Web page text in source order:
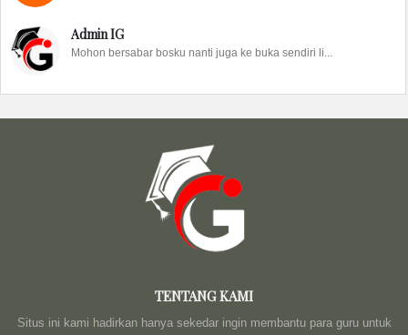
Admin IG
Mohon bersabar bosku nanti juga ke buka sendiri li...
TENTANG KAMI
Situs ini kami hadirkan hanya sekedar ingin membantu para guru untuk